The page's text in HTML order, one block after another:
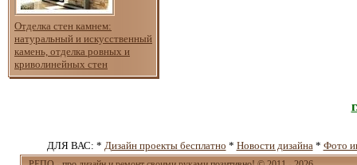
Отделка стен камнем:
натуральный и искусственный
камень, отделка ровных и
криволинейных стен
ДЛЯ ВАС: * Дизайн проекты бесплатно * Новости дизайна * Фото